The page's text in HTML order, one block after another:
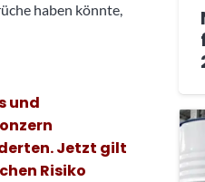
haben könnte,
und
Jetzt gilt
Risiko